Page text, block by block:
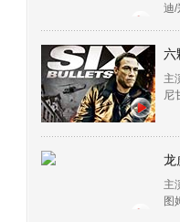
迪/
六
主
尼
龙
主
图